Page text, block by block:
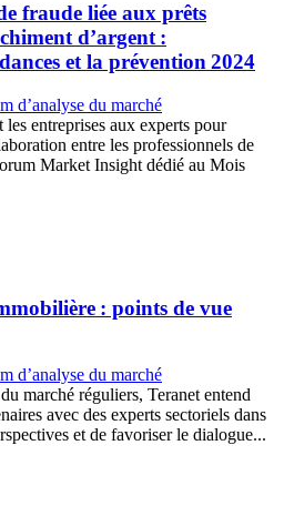
fraude liée aux prêts
d’argent :
et la prévention 2024
d’analyse du marché
les entreprises aux experts pour
entre les professionnels de
Market Insight dédié au Mois
: points de vue
d’analyse du marché
marché réguliers, Teranet entend
avec des experts sectoriels dans
et de favoriser le dialogue...